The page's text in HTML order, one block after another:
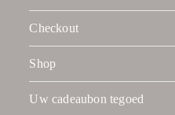
Checkout
Shop
Uw cadeaubon tegoed